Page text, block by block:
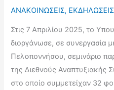
Διεθνών
του
Πανεπιστημίου
Πελοποννήσου,
11
Ιουνίου
ΑΝΑΚΟΙΝΩΣΕΙΣ, ΕΚΔΗΛΩΣΕΙΣ
Στις 7 Απριλίου 2025, το
διοργάνωσε, σε συνεργασία
Πελοποννήσου, σεμινάριο
της Διεθνούς Αναπτυξιακής
στο οποίο συμμετείχαν 32